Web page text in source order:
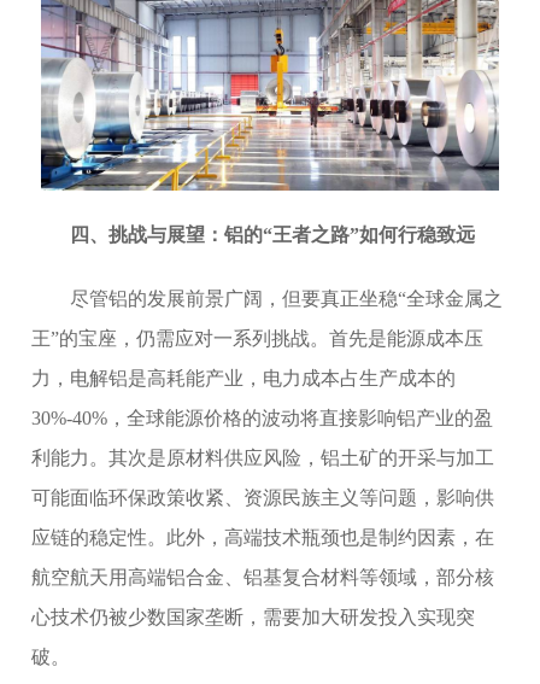
四、挑战与展望：铝的“王者之路”如何行稳致远
尽管铝的发展前景广阔，但要真正坐稳“全球金属之
王”的宝座，仍需应对一系列挑战。首先是能源成本压
力，电解铝是高耗能产业，电力成本占生产成本的
30%-40%，全球能源价格的波动将直接影响铝产业的盈
利能力。其次是原材料供应风险，铝土矿的开采与加工
可能面临环保政策收紧、资源民族主义等问题，影响供
应链的稳定性。此外，高端技术瓶颈也是制约因素，在
航空航天用高端铝合金、铝基复合材料等领域，部分核
心技术仍被少数国家垄断，需要加大研发投入实现突
破。